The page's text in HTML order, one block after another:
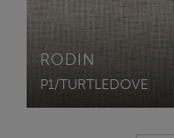
RODIN
P1/TURTLEDOVE